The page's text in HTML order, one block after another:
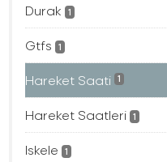
Durak 1
Gtfs 1
Hareket Saati 1
Hareket Saatleri 1
Iskele 1